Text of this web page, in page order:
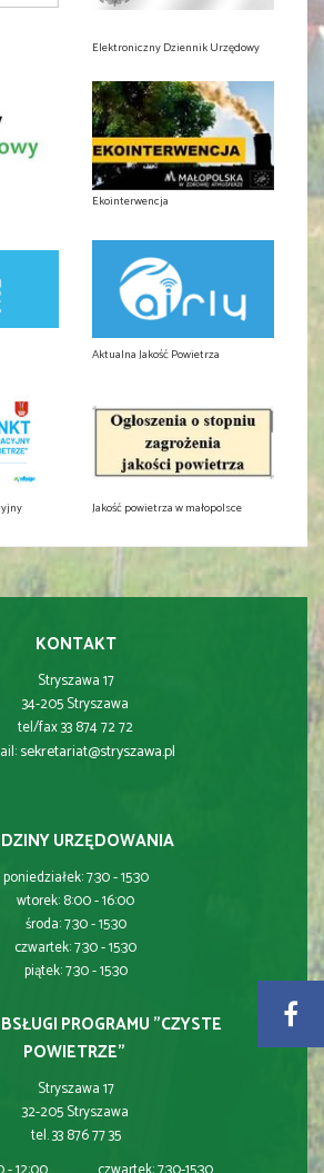
Elektroniczny Dziennik Urzędowy
Ekointerwencja
Aktualna Jakość Powietrza
Jakość powietrza w małopolsce
KONTAKT
Stryszawa 17
34-205 Stryszawa
tel/fax 33 874 72 72
sekretariat@stryszawa.pl
URZĘDOWANIA
poniedziałek: 7:30 - 15:30
wtorek: 8:00 - 16:00
środa: 7:30 - 15:30
czwartek: 7:30 - 15:30
piątek: 7:30 - 15:30
PROGRAMU "CZYSTE
POWIETRZE"
Stryszawa 17
32-205 Stryszawa
tel. 33 876 77 35